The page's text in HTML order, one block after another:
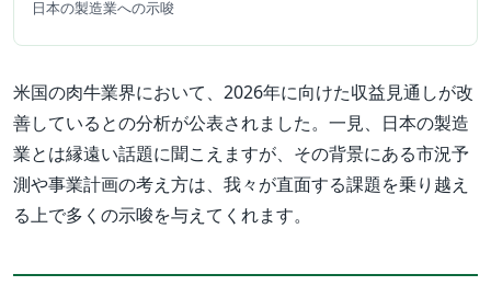
日本の製造業への示唆
米国の肉牛業界において、2026年に向けた収益見通しが改
善しているとの分析が公表されました。一見、日本の製造
業とは縁遠い話題に聞こえますが、その背景にある市況予
測や事業計画の考え方は、我々が直面する課題を乗り越え
る上で多くの示唆を与えてくれます。